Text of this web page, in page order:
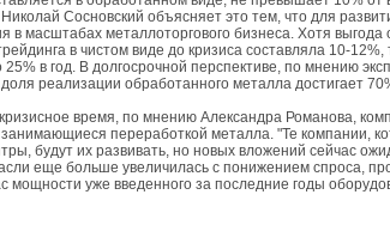
Сосновский объясняет это тем, что для
в масштабах металлоторгового бизнеса. Хотя выгода
в чистом виде до кризиса составляла 10-
в год. В долгосрочной перспективе, по мнению
реализации обработанного металла достигает
время, по мнению Александра Романова,
переработкой металла. "Те компании,
будут их развивать, но новых вложений сейчас
еще больше увеличилась с понижением спроса,
мощности уже введенного за последние годы